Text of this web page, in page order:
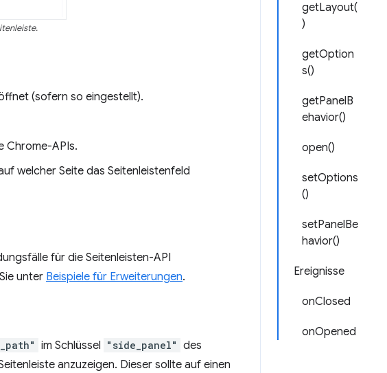
getLayout(
)
getOption
s()
getPanelB
ehavior()
open()
setOptions
()
setPanelBe
havior()
Ereignisse
onClosed
onOpened
(sofern so eingestellt).
Chrome-APIs.
welcher Seite das Seitenleistenfeld
für die Seitenleisten-API
unter Beispiele für Erweiterungen.
im Schlüssel "side_panel" des
anzuzeigen. Dieser sollte auf einen